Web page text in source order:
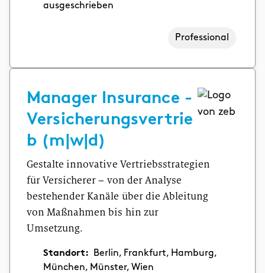
ausgeschrieben
Professional
Manager Insurance -
Versicherungsvertrie
b (m|w|d)
Gestalte innovative Vertriebsstrategien
für Versicherer – von der Analyse
bestehender Kanäle über die Ableitung
von Maßnahmen bis hin zur
Umsetzung.
Standort:
Berlin, Frankfurt, Hamburg,
München, Münster, Wien